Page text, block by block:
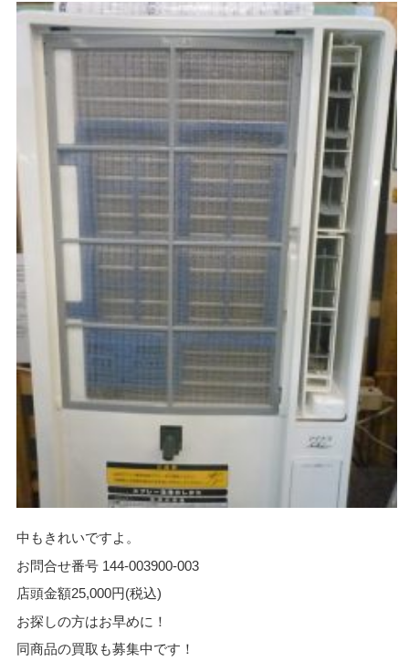
中もきれいですよ。
お問合せ番号 144-003900-003
店頭金額25,000円(税込)
お探しの方はお早めに！
同商品の買取も募集中です！